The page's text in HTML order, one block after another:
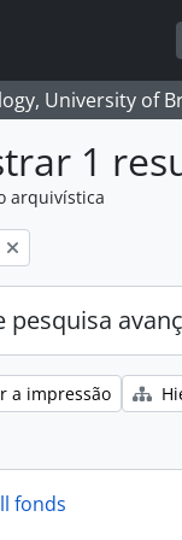
University of
1
arquivística
pesquisa
a impressão
fonds